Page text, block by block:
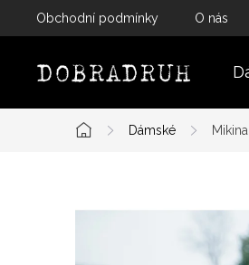
Obchodní podmínky O nás
Domů
Dámské